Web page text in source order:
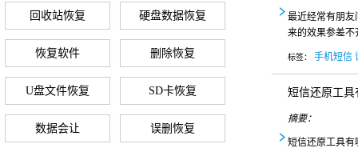
回收站恢复 硬盘数据恢复
恢复软件 删除恢复
U盘文件恢复 SD卡恢复
数据会让 误删恢复
最近经常有朋友
来的效果参差不
标签： 手机短信
短信还原工具
摘要：
短信还原工具有